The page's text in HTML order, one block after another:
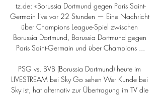
tz.de: «Borussia Dortmund gegen Paris Saint-
Germain live vor 22 Stunden — Eine Nachricht
über Champions League-Spiel zwischen
Borussia Dortmund, Borussia Dortmund gegen
Paris Saint-Germain und über Champions ...
PSG vs. BVB (Borussia Dortmund) heute im
LIVESTREAM bei Sky Go sehen Wer Kunde bei
Sky ist, hat alternativ zur Übertragung im TV die